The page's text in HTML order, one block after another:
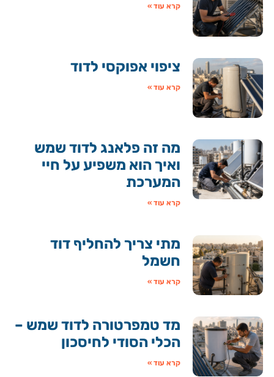
קרא עוד »
ציפוי אפוקסי לדוד
קרא עוד »
מה זה פלאנג לדוד שמש
ואיך הוא משפיע על חיי
המערכת
קרא עוד »
מתי צריך להחליף דוד
חשמל
קרא עוד »
מד טמפרטורה לדוד שמש –
הכלי הסודי לחיסכון
קרא עוד »